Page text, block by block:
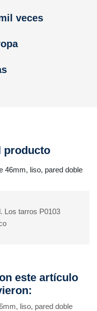
veces
producto
46mm, liso, pared doble
Los tarros P0103
este artículo
liso, pared doble